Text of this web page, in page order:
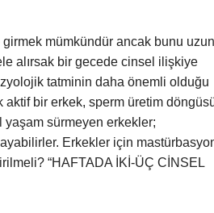
mümkündür ancak bunu uzun
alırsak bir gecede cinsel ilişkiye
tatminin daha önemli olduğu
aktif bir erkek, sperm üretim
yaşam sürmeyen erkekler;
Erkekler için
“HAFTADA İKİ-ÜÇ CİNSEL